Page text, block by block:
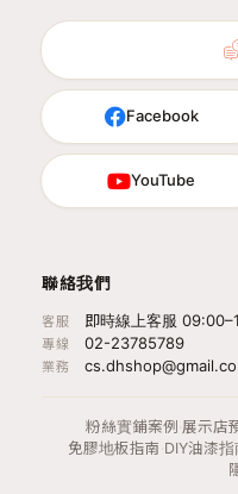
Facebook
YouTube
聯絡我們
客服 即時線上客服
專線 02-23785789
業務
粉絲實鋪案例 ·展示店
免膠地板指南 ·DIY油漆指